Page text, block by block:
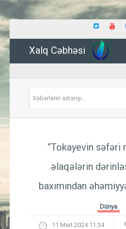
Xalq Cəbhəsi
“Tokayevin
əlaqələrin
baxımından
Dünya
11 Mart 2024 11:34